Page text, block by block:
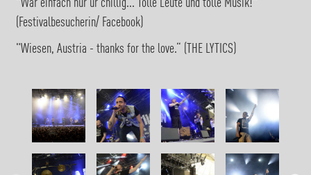
"War einfach nur ur chillig... Tolle Leute und tolle Musik!"
(Festivalbesucherin/ Facebook)
"Wiesen, Austria - thanks for the love.“ (THE LYTICS)